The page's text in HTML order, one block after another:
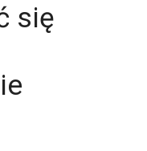
się